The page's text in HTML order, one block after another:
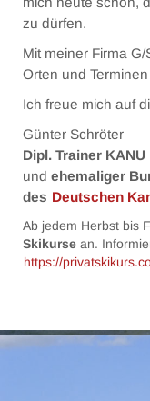
GÜNTER SCHRÖTER
KONTAKT
mich heute schon,
zu dürfen.
Mit meiner Firma
Orten und
Ich freue mich auf
Günter Schröter
Dipl. Trainer KANU
und ehemaliger
des Deutschen
Ab jedem Herbst bis
Skikurse an.
https://